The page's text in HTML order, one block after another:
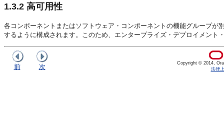
1.3.2 高可用性
各コンポーネントまたはソフトウェア・コンポーネントの機能グループ
するように構成されます。このため、エンタープライズ・デプロイメント
前 次
Copyright © 2014,
法律